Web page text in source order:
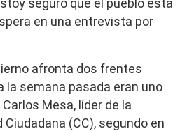
seguro que el pueblo está
en una entrevista por
afronta dos frentes
la semana pasada eran uno
Mesa, líder de la
(CC), segundo en